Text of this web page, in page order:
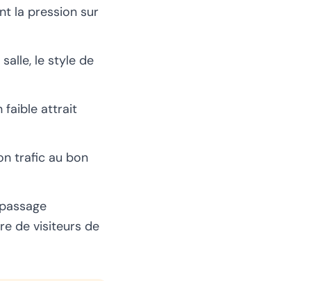
la pression sur
le style de
faible attrait
trafic au bon
de visiteurs de